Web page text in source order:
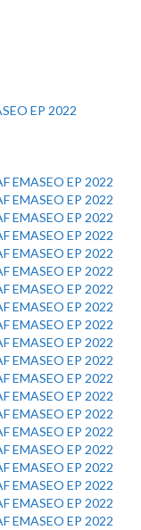
EP 2022
EMASEO EP 2022
EMASEO EP 2022
EMASEO EP 2022
EMASEO EP 2022
EMASEO EP 2022
EMASEO EP 2022
EMASEO EP 2022
EMASEO EP 2022
EMASEO EP 2022
EMASEO EP 2022
EMASEO EP 2022
EMASEO EP 2022
EMASEO EP 2022
EMASEO EP 2022
EMASEO EP 2022
EMASEO EP 2022
EMASEO EP 2022
EMASEO EP 2022
EMASEO EP 2022
EMASEO EP 2022